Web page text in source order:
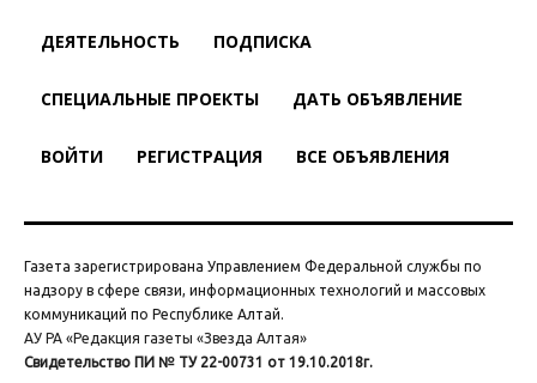
ДЕЯТЕЛЬНОСТЬ ПОДПИСКА
СПЕЦИАЛЬНЫЕ ПРОЕКТЫ ДАТЬ ОБЪЯВЛЕНИЕ
ВОЙТИ РЕГИСТРАЦИЯ ВСЕ ОБЪЯВЛЕНИЯ
Газета зарегистрирована Управлением Федеральной службы по
надзору в сфере связи, информационных технологий и массовых
коммуникаций по Республике Алтай.
АУ РА «Редакция газеты «Звезда Алтая»
Свидетельство ПИ № ТУ 22-00731 от 19.10.2018г.